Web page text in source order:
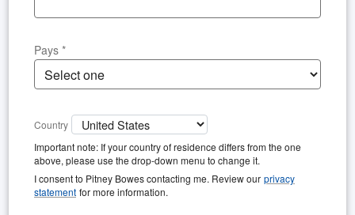
Pays *
Country
Important note: If your country of residence differs from the one
above, please use the drop-down menu to change it.
I consent to Pitney Bowes contacting me. Review our privacy
statement for more information.